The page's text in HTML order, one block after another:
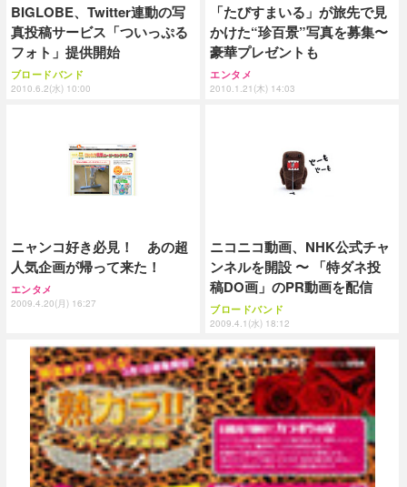
BIGLOBE、Twitter連動の写
真投稿サービス「ついっぷる
フォト」提供開始
ブロードバンド
2010.6.2(水) 10:00
「たびすまいる」が旅先で見
かけた“珍百景”写真を募集〜
豪華プレゼントも
エンタメ
2010.1.21(木) 14:03
ニャンコ好き必見！ あの超
人気企画が帰って来た！
エンタメ
2009.4.20(月) 16:27
ニコニコ動画、NHK公式チャ
ンネルを開設 〜 「特ダネ投
稿DO画」のPR動画を配信
ブロードバンド
2009.4.1(水) 18:12